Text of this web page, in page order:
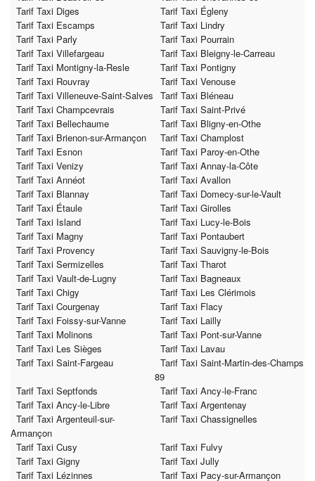
Tarif Taxi Diges
Tarif Taxi Égleny
Tarif Taxi Escamps
Tarif Taxi Lindry
Tarif Taxi Parly
Tarif Taxi Pourrain
Tarif Taxi Villefargeau
Tarif Taxi Bleigny-le-Carreau
Tarif Taxi Montigny-la-Resle
Tarif Taxi Pontigny
Tarif Taxi Rouvray
Tarif Taxi Venouse
Tarif Taxi Villeneuve-Saint-Salves Tarif Taxi Bléneau
Tarif Taxi Champcevrais
Tarif Taxi Saint-Privé
Tarif Taxi Bellechaume
Tarif Taxi Bligny-en-Othe
Tarif Taxi Brienon-sur-Armançon
Tarif Taxi Champlost
Tarif Taxi Esnon
Tarif Taxi Paroy-en-Othe
Tarif Taxi Venizy
Tarif Taxi Annay-la-Côte
Tarif Taxi Annéot
Tarif Taxi Avallon
Tarif Taxi Blannay
Tarif Taxi Domecy-sur-le-Vault
Tarif Taxi Étaule
Tarif Taxi Girolles
Tarif Taxi Island
Tarif Taxi Lucy-le-Bois
Tarif Taxi Magny
Tarif Taxi Pontaubert
Tarif Taxi Provency
Tarif Taxi Sauvigny-le-Bois
Tarif Taxi Sermizelles
Tarif Taxi Tharot
Tarif Taxi Vault-de-Lugny
Tarif Taxi Bagneaux
Tarif Taxi Chigy
Tarif Taxi Les Clérimois
Tarif Taxi Courgenay
Tarif Taxi Flacy
Tarif Taxi Foissy-sur-Vanne
Tarif Taxi Lailly
Tarif Taxi Molinons
Tarif Taxi Pont-sur-Vanne
Tarif Taxi Les Sièges
Tarif Taxi Lavau
Tarif Taxi Saint-Fargeau
Tarif Taxi Saint-Martin-des-Champs
89
Tarif Taxi Septfonds
Tarif Taxi Ancy-le-Franc
Tarif Taxi Ancy-le-Libre
Tarif Taxi Argentenay
Tarif Taxi Argenteuil-sur-
Armançon
Tarif Taxi Chassignelles
Tarif Taxi Cusy
Tarif Taxi Fulvy
Tarif Taxi Gigny
Tarif Taxi Jully
Tarif Taxi Lézinnes
Tarif Taxi Pacy-sur-Armançon